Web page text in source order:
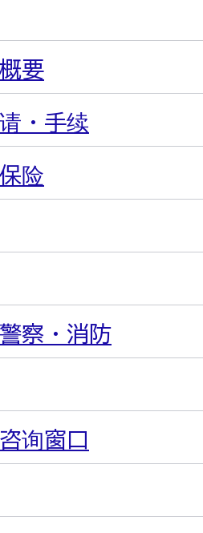
要
・手续
险
察・消防
询窗口